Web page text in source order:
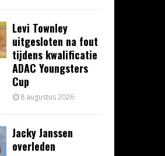
Levi Townley
uitgesloten na fout
tijdens kwalificatie
ADAC Youngsters
Cup
8 augustus 2026
Jacky Janssen
overleden